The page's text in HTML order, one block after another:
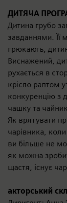
ДИТЯЧА
Дитина грубо
завданнями. Її
грюкають,
Виснажений,
рухається в
крісло раптом
конкуренцію з
чашку та
Як врятувати
чарівника,
ви більше не
як можна
щастя, існує
акторський